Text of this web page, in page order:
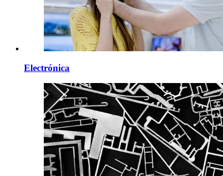
Electrónica